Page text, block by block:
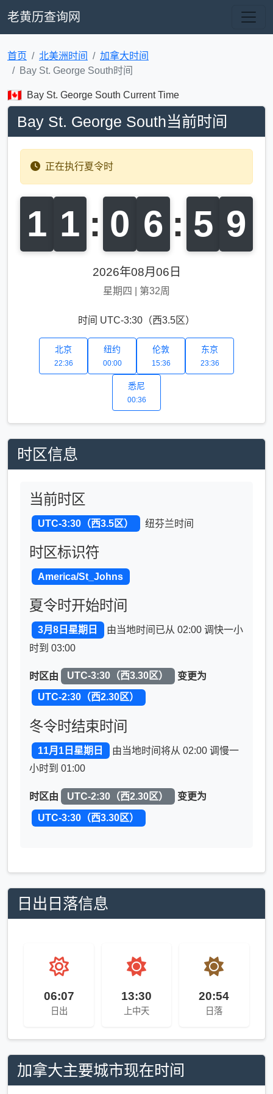
老黄历查询网
首页 北美洲时间
加拿大时间
Bay St. George South时间
Bay St. George South Current Time
Bay St. George South当前时间
正在执行夏令时
1 1 : 0 7 : 0 0
2026年08月06日
星期四 第32周
时间 UTC-3:30（西3.5区）
北京
22:37
纽约
00:00
伦敦
15:37
东京
23:37
悉尼
00:37
时区信息
当前时区
UTC-3:30（西3.5区） 纽芬兰时间
时区标识符
America/St_Johns
夏令时开始时间
3月8日星期日
由当地时间已从 02:00 调快一小
时到 03:00
时区由 UTC-3:30（西3.30区） 变更为
UTC-2:30（西2.30区）
冬令时结束时间
11月1日星期日
由当地时间将从 02:00 调慢一
小时到 01:00
时区由 UTC-2:30（西2.30区） 变更为
UTC-3:30（西3.30区）
日出日落信息
06:07
日出
13:30
上中天
20:54
日落
加拿大主要城市现在时间